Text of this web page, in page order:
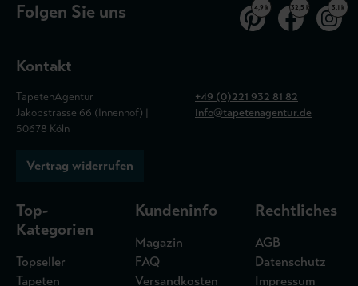
Folgen Sie uns 4,9 k 32,5 k 3,1 k
Kontakt
TapetenAgentur
Jakobstrasse 66 (Innenhof) |
50678 Köln
+49 (0)221 932 81 82
info@tapetenagentur.de
Vertrag widerrufen
Top-
Kategorien
Topseller
Tapeten
Kundeninfo
Magazin
FAQ
Versandkosten
Rechtliches
AGB
Datenschutz
Impressum